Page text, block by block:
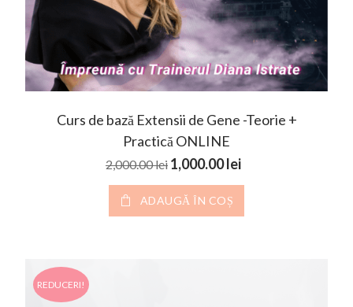
Curs de bază Extensii de Gene -Teorie +
Practică ONLINE
2,000.00lei Prețul inițial a fost: 2,000.00
1,000.00lei
ADAUGĂ ÎN COȘ
REDUCERI!